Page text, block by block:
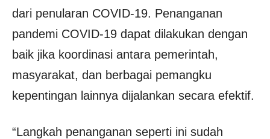
dari penularan COVID-19. Penanganan
pandemi COVID-19 dapat dilakukan dengan
baik jika koordinasi antara pemerintah,
masyarakat, dan berbagai pemangku
kepentingan lainnya dijalankan secara efektif.
“Langkah penanganan seperti ini sudah